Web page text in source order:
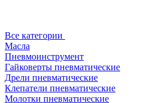
Все категории
Масла
Пневмоинструмент
Гайковерты пневматические
Дрели пневматические
Клепатели пневматические
Молотки пневматические